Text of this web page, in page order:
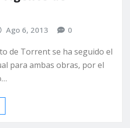
Ago 6, 2013 0
de Torrent se ha seguido el
para ambas obras, por el